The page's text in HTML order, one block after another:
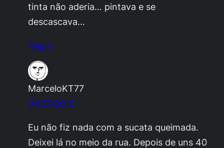
tinta não aderia… pintava e se
descascava…
Reply
MarceloKT77
01/07/2010
Eu não fiz nada com a sucata queimada.
Deixei lá no meio da rua. Depois de uns 40